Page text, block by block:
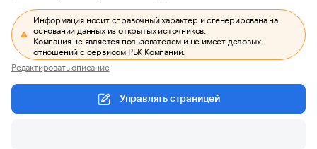
Информация носит справочный характер и сгенерирована на
основании данных из открытых источников.
Компания не является пользователем и не имеет деловых
отношений с сервисом РБК Компании.
Редактировать описание
Управлять страницей